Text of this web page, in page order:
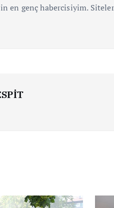
en genç habercisiyim.